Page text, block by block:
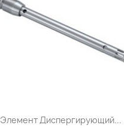
Быстрый просмотр
Элемент Диспергирующий...